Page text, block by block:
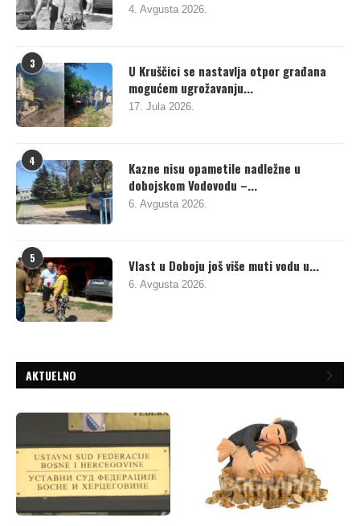
4. Avgusta 2026.
3
U Kruščici se nastavlja otpor građana
mogućem ugrožavanju...
17. Jula 2026.
4
Kazne nisu opametile nadležne u
dobojskom Vodovodu –...
6. Avgusta 2026.
5 Vlast u Doboju još više muti vodu u...
6. Avgusta 2026.
AKTUELNO